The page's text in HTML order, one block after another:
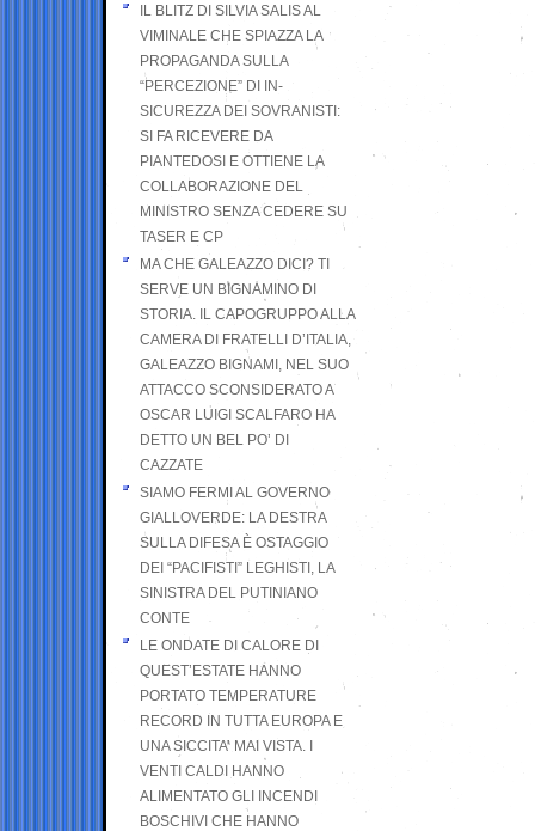
IL BLITZ DI SILVIA SALIS AL
VIMINALE CHE SPIAZZA LA
PROPAGANDA SULLA
“PERCEZIONE” DI IN-
SICUREZZA DEI SOVRANISTI:
SI FA RICEVERE DA
PIANTEDOSI E OTTIENE LA
COLLABORAZIONE DEL
MINISTRO SENZA CEDERE SU
TASER E CP
MA CHE GALEAZZO DICI? TI
SERVE UN BIGNAMINO DI
STORIA. IL CAPOGRUPPO ALLA
CAMERA DI FRATELLI D’ITALIA,
GALEAZZO BIGNAMI, NEL SUO
ATTACCO SCONSIDERATO A
OSCAR LUIGI SCALFARO HA
DETTO UN BEL PO’ DI
CAZZATE
SIAMO FERMI AL GOVERNO
GIALLOVERDE: LA DESTRA
SULLA DIFESA È OSTAGGIO
DEI “PACIFISTI” LEGHISTI, LA
SINISTRA DEL PUTINIANO
CONTE
LE ONDATE DI CALORE DI
QUEST’ESTATE HANNO
PORTATO TEMPERATURE
RECORD IN TUTTA EUROPA E
UNA SICCITA’ MAI VISTA. I
VENTI CALDI HANNO
ALIMENTATO GLI INCENDI
BOSCHIVI CHE HANNO